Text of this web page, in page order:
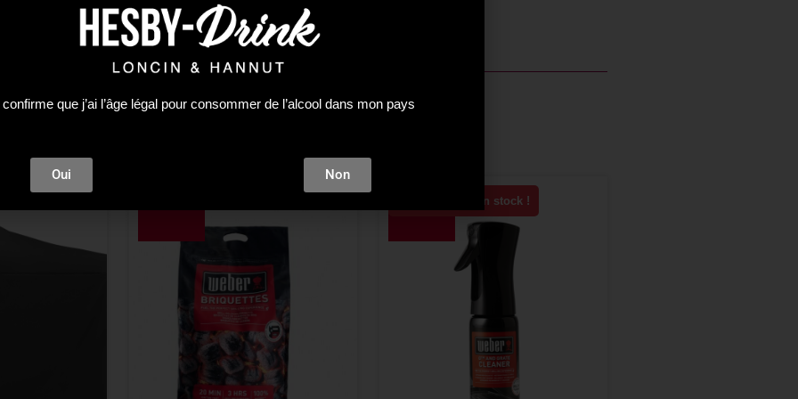
-10% Plus que 1 en stock !
-10%
que j’ai l’âge légal pour consommer de l’alcool dans mon pays
Oui Non